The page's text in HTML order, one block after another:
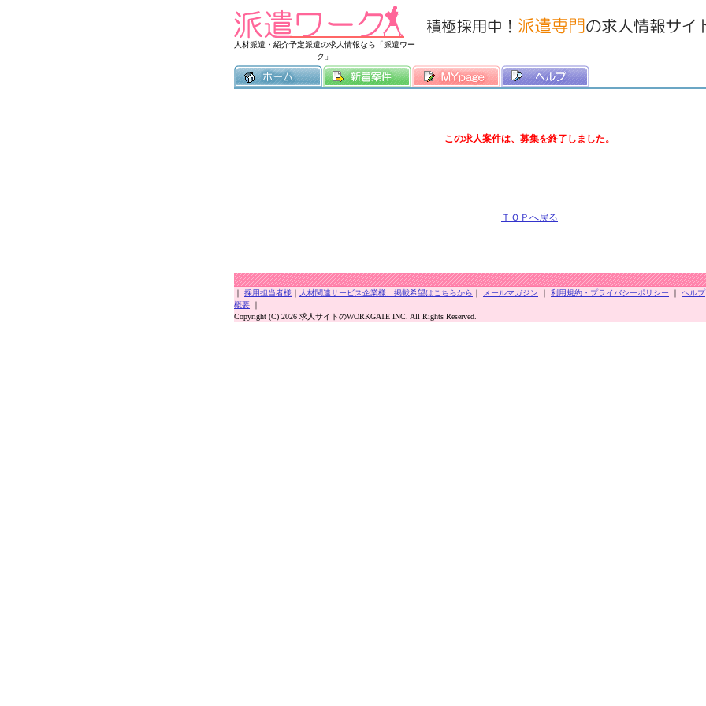
人材派遣・紹介予定派遣の求人情報なら「派遣ワー
ク」
常時3500件以上の求人情報を掲載中
この求人案件は、募集を終了しました。
ＴＯＰへ戻る
｜ 採用担当者様 ｜ 人材関連サービス企業様、掲載希望はこちらから ｜ メールマガジン ｜ 利用規約・プライバシーポリシー ｜ ヘルプ
概要 ｜
Copyright (C) 2026 求人サイトのWORKGATE INC. All Rights Reserved.